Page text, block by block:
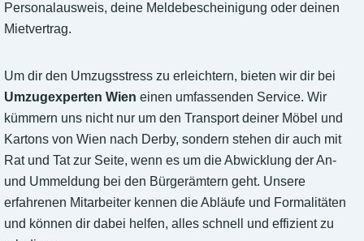
Personalausweis, deine Meldebescheinigung oder deinen
Mietvertrag.
Um dir den Umzugsstress zu erleichtern, bieten wir dir bei
Umzugexperten Wien einen umfassenden Service. Wir
kümmern uns nicht nur um den Transport deiner Möbel und
Kartons von Wien nach Derby, sondern stehen dir auch mit
Rat und Tat zur Seite, wenn es um die Abwicklung der An-
und Ummeldung bei den Bürgerämtern geht. Unsere
erfahrenen Mitarbeiter kennen die Abläufe und Formalitäten
und können dir dabei helfen, alles schnell und effizient zu